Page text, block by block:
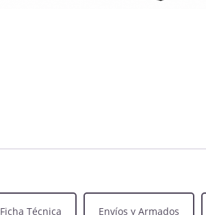
Ficha Técnica Envíos y Armados